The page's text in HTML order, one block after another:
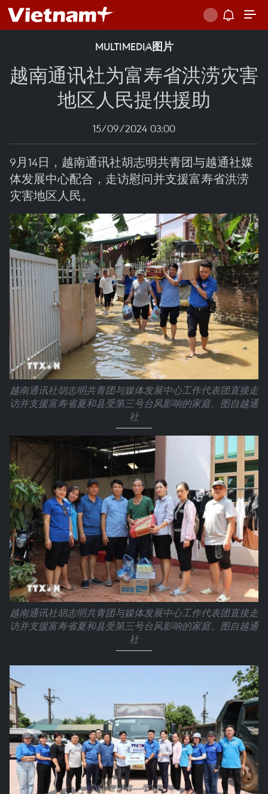
MULTIMEDIA图片
越南通讯社为富寿省洪涝灾害
地区人民提供援助
15/09/2024 03:00
9月14日，越南通讯社胡志明共青团与越通社媒
体发展中心配合，走访慰问并支援富寿省洪涝
灾害地区人民。
越南通讯社胡志明共青团与媒体发展中心工作代表团直接走
访并支援富寿省夏和县受第三号台风影响的家庭。图自越通
社
越南通讯社胡志明共青团与媒体发展中心工作代表团直接走
访并支援富寿省夏和县受第三号台风影响的家庭。图自越通
社